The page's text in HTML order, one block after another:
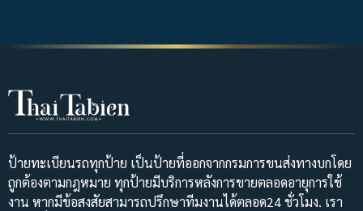
ป้ายทะเบียนรถทุกป้าย เป็นป้ายที่ออกจากกรมการขนส่งทางบกโดย
ถูกต้องตามกฎหมาย ทุกป้ายมีบริการหลังการขายตลอดอายุการใช้
งาน หากมีข้อสงสัยสามารถปรึกษาทีมงานได้ตลอด24 ชั่วโมง. เรา